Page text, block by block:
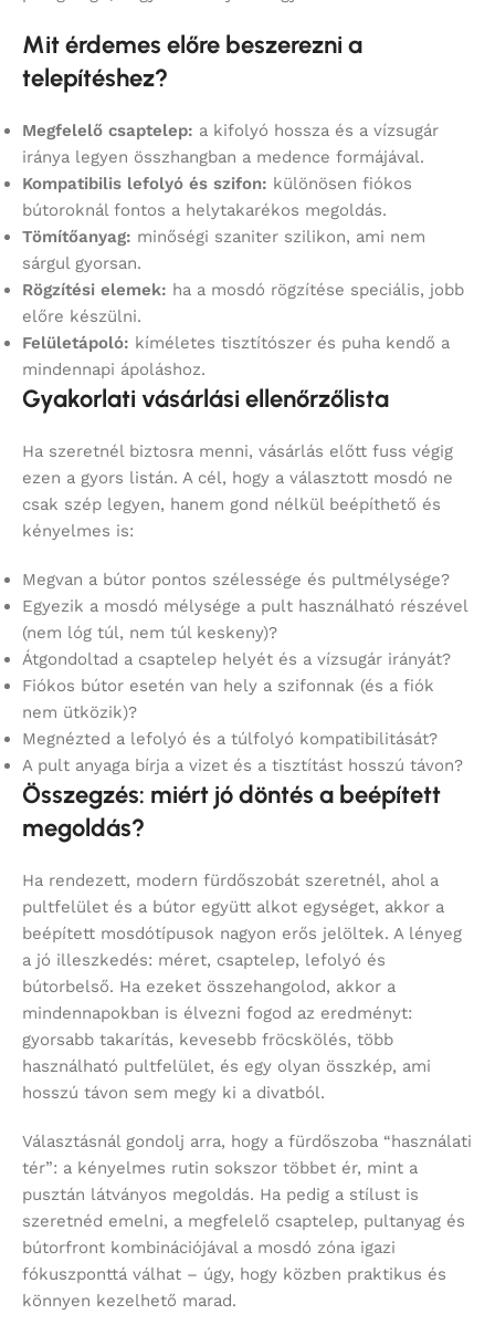
Mit érdemes előre beszerezni a
telepítéshez?
Megfelelő csaptelep: a kifolyó hossza és a vízsugár
iránya legyen összhangban a medence formájával.
Kompatibilis lefolyó és szifon: különösen fiókos
bútoroknál fontos a helytakarékos megoldás.
Tömítőanyag: minőségi szaniter szilikon, ami nem
sárgul gyorsan.
Rögzítési elemek: ha a mosdó rögzítése speciális, jobb
előre készülni.
Felületápoló: kíméletes tisztítószer és puha kendő a
mindennapi ápoláshoz.
Gyakorlati vásárlási ellenőrzőlista
Ha szeretnél biztosra menni, vásárlás előtt fuss végig
ezen a gyors listán. A cél, hogy a választott mosdó ne
csak szép legyen, hanem gond nélkül beépíthető és
kényelmes is:
Megvan a bútor pontos szélessége és pultmélysége?
Egyezik a mosdó mélysége a pult használható részével
(nem lóg túl, nem túl keskeny)?
Átgondoltad a csaptelep helyét és a vízsugár irányát?
Fiókos bútor esetén van hely a szifonnak (és a fiók
nem ütközik)?
Megnézted a lefolyó és a túlfolyó kompatibilitását?
A pult anyaga bírja a vizet és a tisztítást hosszú távon?
Összegzés: miért jó döntés a beépített
megoldás?
Ha rendezett, modern fürdőszobát szeretnél, ahol a
pultfelület és a bútor együtt alkot egységet, akkor a
beépített mosdótípusok nagyon erős jelöltek. A lényeg
a jó illeszkedés: méret, csaptelep, lefolyó és
bútorbelső. Ha ezeket összehangolod, akkor a
mindennapokban is élvezni fogod az eredményt:
gyorsabb takarítás, kevesebb fröcskölés, több
használható pultfelület, és egy olyan összkép, ami
hosszú távon sem megy ki a divatból.
Választásnál gondolj arra, hogy a fürdőszoba “használati
tér”: a kényelmes rutin sokszor többet ér, mint a
pusztán látványos megoldás. Ha pedig a stílust is
szeretnéd emelni, a megfelelő csaptelep, pultanyag és
bútorfront kombinációjával a mosdó zóna igazi
fókuszponttá válhat – úgy, hogy közben praktikus és
könnyen kezelhető marad.